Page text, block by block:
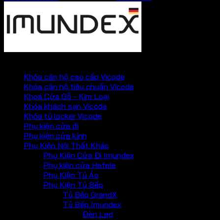
Khóa căn hộ cao cấp Vicode
Khóa căn hộ tiêu chuẩn Vicode
Khoá Cửa Gỗ - Kim Loại
Khóa khách sạn Vicode
Khóa tủ locker Vicode
Phụ kiện cửa đi
Phụ kiện cửa kính
Phụ Kiện Nội Thất Khác
Phụ Kiện Cửa Đi Imundex
Phụ kiện cửa Hafele
Phụ Kiện Tủ Áo
Phụ Kiện Tủ Bếp
Tủ Bếp GrandX
Tủ Bếp Imundex
Đèn Led